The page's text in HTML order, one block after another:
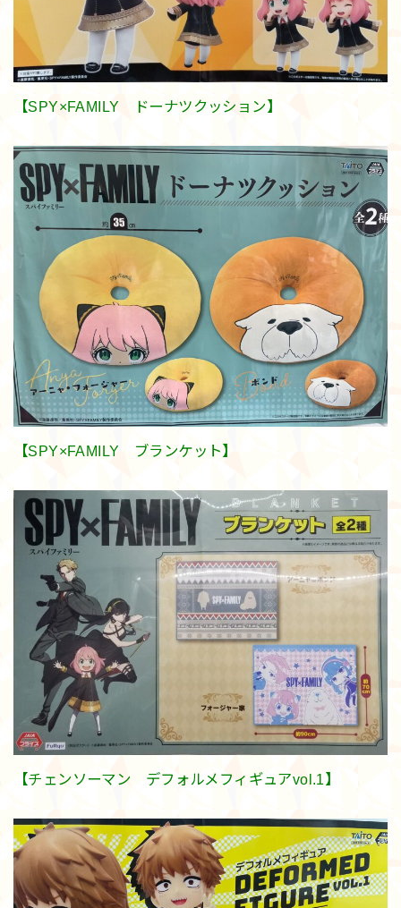
【SPY×FAMILY ドーナツクッション】
【SPY×FAMILY ブランケット】
【チェンソーマン デフォルメフィギュアvol.1】